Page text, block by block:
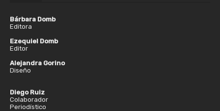
Bárbara Domb
Editora
Ezequiel Domb
Editor
Alejandra Gorino
Diseño
Diego Ruiz
Colaborador
Periodístico